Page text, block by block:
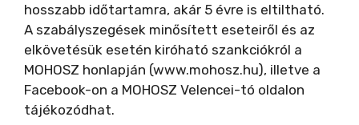
hosszabb időtartamra, akár 5 évre is eltiltható.
A szabályszegések minősített eseteiről és az
elkövetésük esetén kiróható szankciókról a
MOHOSZ honlapján (www.mohosz.hu), illetve a
Facebook-on a MOHOSZ Velencei-tó oldalon
tájékozódhat.